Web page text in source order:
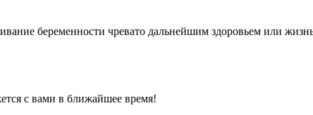
беременности чревато дальнейшим здоровьем или
с вами в ближайшее время!